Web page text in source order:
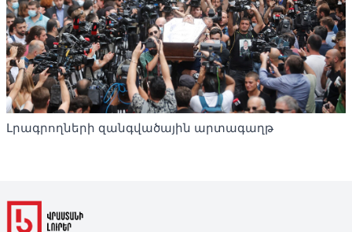
Լրագրողների զանգվածային արտագաղթ